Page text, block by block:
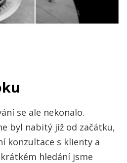
se ale nekonalo.
byl nabitý již od začátku,
konzultace s klienty a
krátkém hledání jsme